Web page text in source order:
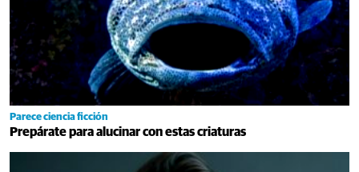
Parece ciencia ficción
Prepárate para alucinar con estas criaturas